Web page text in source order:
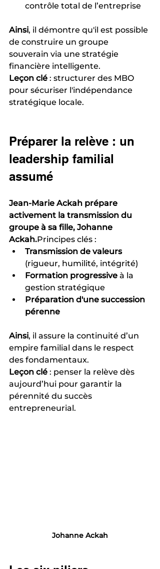
contrôle total de l’entreprise
Ainsi, il démontre qu'il est possible
de construire un groupe
souverain via une stratégie
financière intelligente.
Leçon clé : structurer des MBO
pour sécuriser l'indépendance
stratégique locale.
Préparer la relève : un
leadership familial
assumé
Jean-Marie Ackah prépare
activement la transmission du
groupe à sa fille, Johanne
Ackah.Principes clés :
Transmission de valeurs
(rigueur, humilité, intégrité)
Formation progressive à la
gestion stratégique
Préparation d'une succession
pérenne
Ainsi, il assure la continuité d’un
empire familial dans le respect
des fondamentaux.
Leçon clé : penser la relève dès
aujourd’hui pour garantir la
pérennité du succès
entrepreneurial.
Johanne Ackah